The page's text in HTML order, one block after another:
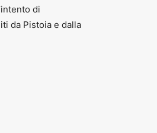
di
da Pistoia e dalla